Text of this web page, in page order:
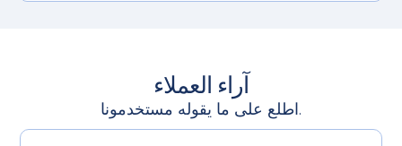
آراء العملاء
اطلع على ما يقوله مستخدمونا.